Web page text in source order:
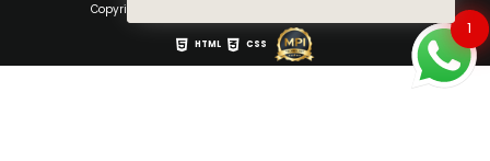
Copyright © S.O.S Pára-brisa. (Lei 9610 de 19/02/1998)
HTML CSS
1